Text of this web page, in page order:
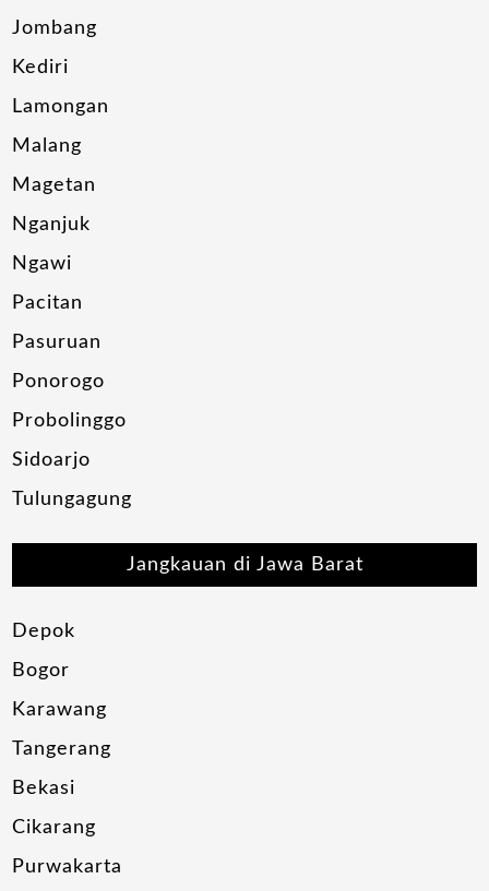
Jombang
Kediri
Lamongan
Malang
Magetan
Nganjuk
Ngawi
Pacitan
Pasuruan
Ponorogo
Probolinggo
Sidoarjo
Tulungagung
Jangkauan di Jawa Barat
Depok
Bogor
Karawang
Tangerang
Bekasi
Cikarang
Purwakarta